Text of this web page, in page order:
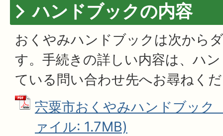
ハンドブックの内容
おくやみハンドブックは次から
す。手続きの詳しい内容は、ハ
ている問い合わせ先へお尋ねく
宍粟市おくやみハンドブック
ァイル: 1.7MB)